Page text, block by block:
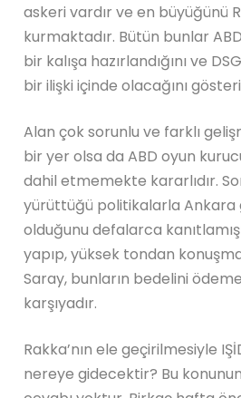
askeri vardır ve en büyüğünü
kurmaktadır. Bütün bunlar
bir kalışa hazırlandığını ve
bir ilişki içinde olacağını
Alan çok sorunlu ve farklı
bir yer olsa da ABD oyun
dahil etmemekte kararlıdır.
yürüttüğü politikalarla Ankara
olduğunu defalarca
yapıp, yüksek tondan
Saray, bunların bedelini
karşıyadır.
Rakka’nın ele geçirilmesiyle
nereye gidecektir? Bu